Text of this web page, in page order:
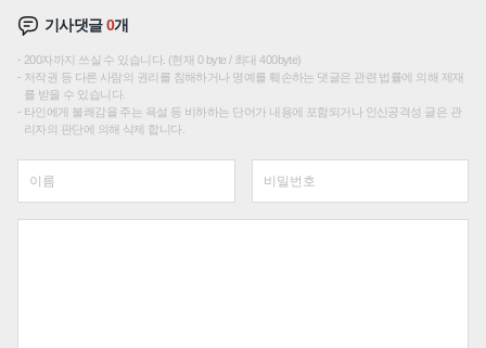
기사댓글0개
200자까지 쓰실 수 있습니다. (현재 0 byte / 최대 400byte)
저작권 등 다른 사람의 권리를 침해하거나 명예를 훼손하는 댓글은 관련 법률에 의해 제재
를 받을 수 있습니다.
타인에게 불쾌감을 주는 욕설 등 비하하는 단어가 내용에 포함되거나 인신공격성 글은 관
리자의 판단에 의해 삭제 합니다.